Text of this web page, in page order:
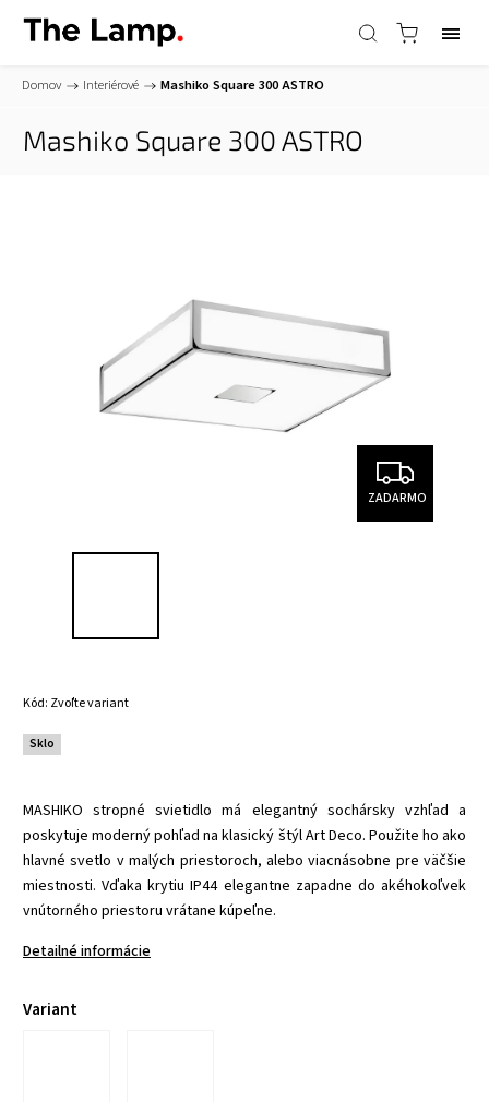
Domov / Interiérové / Mashiko Square 300ASTRO
Mashiko Square 300 ASTRO
ZADARMO
Kód: Zvoľte variant
Sklo
MASHIKO stropné svietidlo má elegantný sochársky vzhľad a
poskytuje moderný pohľad na klasický štýl Art Deco. Použite ho ako
hlavné svetlo v malých priestoroch, alebo viacnásobne pre väčšie
miestnosti. Vďaka krytiu IP44 elegantne zapadne do akéhokoľvek
vnútorného priestoru vrátane kúpeľne.
Detailné informácie
Variant